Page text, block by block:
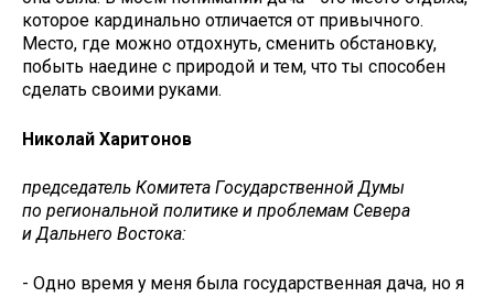
которое кардинально отличается от привычного.
Место, где можно отдохнуть, сменить обстановку,
побыть наедине с природой и тем, что ты способен
сделать своими руками.
Николай Харитонов
председатель Комитета Государственной Думы
по региональной политике и проблемам Севера
и Дальнего Востока:
- Одно время у меня была государственная дача, но я